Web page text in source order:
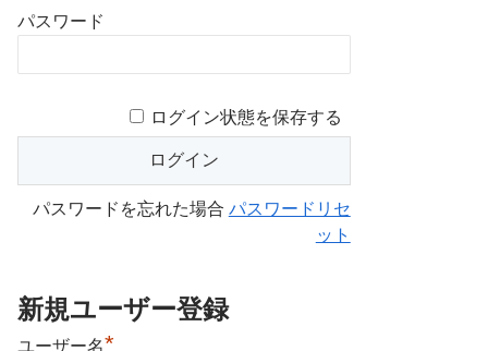
パスワード
ログイン状態を保存する
パスワードを忘れた場合 パスワードリセ
ット
新規ユーザー登録
ユーザー名*